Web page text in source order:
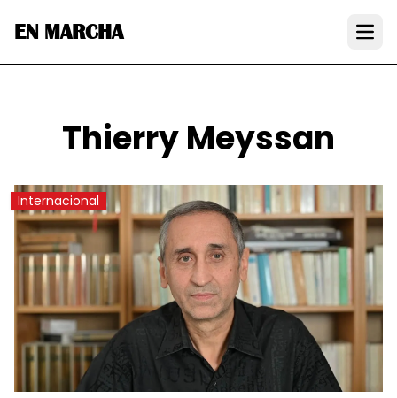
EN MARCHA
Thierry Meyssan
Internacional